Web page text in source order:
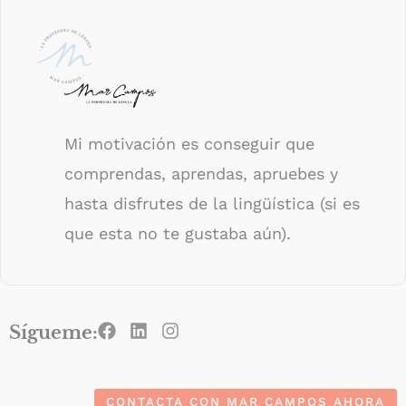
Mi motivación es conseguir que
comprendas, aprendas, apruebes y
hasta disfrutes de la lingüística (si es
que esta no te gustaba aún).
Sígueme: F
a
e
L
i
k
I
n
t
CONTACTA CON MAR CAMPOS AHORA